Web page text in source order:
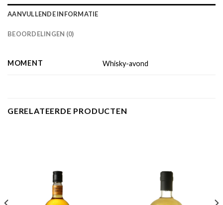
AANVULLENDE INFORMATIE
BEOORDELINGEN (0)
MOMENT Whisky-avond
GERELATEERDE PRODUCTEN